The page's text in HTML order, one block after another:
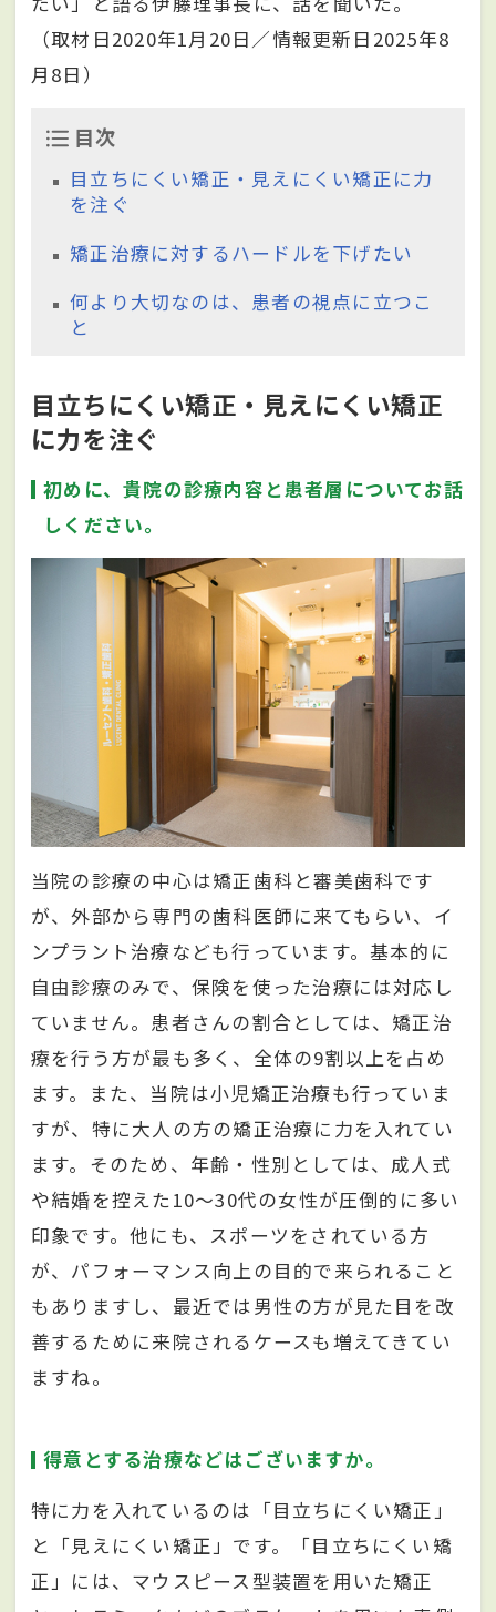
（取材日2020年1月20日／情報更新日2025年8
月8日）
目次
目立ちにくい矯正・見えにくい矯正に力
を注ぐ
矯正治療に対するハードルを下げたい
何より大切なのは、患者の視点に立つこ
と
目立ちにくい矯正・見えにくい矯正
に力を注ぐ
初めに、貴院の診療内容と患者層についてお話
しください。
当院の診療の中心は矯正歯科と審美歯科です
が、外部から専門の歯科医師に来てもらい、イ
ンプラント治療なども行っています。基本的に
自由診療のみで、保険を使った治療には対応し
ていません。患者さんの割合としては、矯正治
療を行う方が最も多く、全体の9割以上を占め
ます。また、当院は小児矯正治療も行っていま
すが、特に大人の方の矯正治療に力を入れてい
ます。そのため、年齢・性別としては、成人式
や結婚を控えた10〜30代の女性が圧倒的に多い
印象です。他にも、スポーツをされている方
が、パフォーマンス向上の目的で来られること
もありますし、最近では男性の方が見た目を改
善するために来院されるケースも増えてきてい
ますね。
得意とする治療などはございますか。
特に力を入れているのは「目立ちにくい矯正」
と「見えにくい矯正」です。「目立ちにくい矯
正」には、マウスピース型装置を用いた矯正